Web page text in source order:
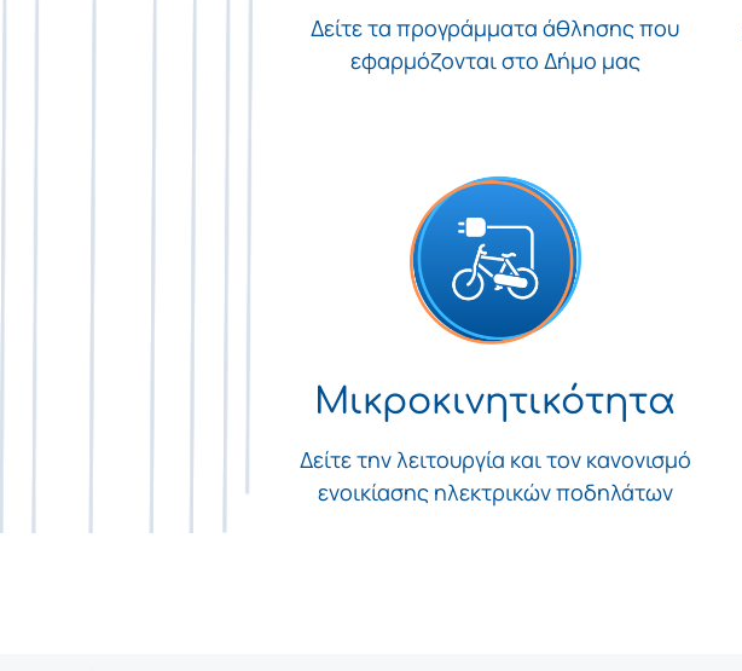
Δείτε τα προγράμματα άθλησης που
εφαρμόζονται στο Δήμο μας
Μικροκινητικότητα
Δείτε την λειτουργία και τον κανονισμό
ενοικίασης ηλεκτρικών ποδηλάτων